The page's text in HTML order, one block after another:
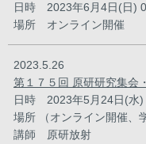
日時 2023年6月4日(日)
場所 オンライン開催
2023.5.26
第１７５回 原研研究集会
日時 2023年5月24日(水)
場所 （オンライン開催、
講師 原研放射